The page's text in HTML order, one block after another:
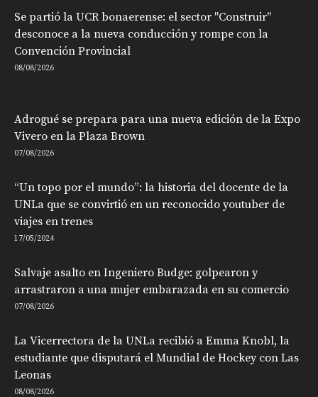
Se partió la UCR bonaerense: el sector "Construir"
desconoce a la nueva conducción y rompe con la
Convención Provincial
08/08/2026
Adrogué se prepara para una nueva edición de la Expo
Vivero en la Plaza Brown
07/08/2026
“Un topo por el mundo”: la historia del docente de la
UNLa que se convirtió en un reconocido youtuber de
viajes en trenes
17/05/2024
Salvaje asalto en Ingeniero Budge: golpearon y
arrastraron a una mujer embarazada en su comercio
07/08/2026
La Vicerrectora de la UNLa recibió a Emma Knobl, la
estudiante que disputará el Mundial de Hockey con Las
Leonas
08/08/2026